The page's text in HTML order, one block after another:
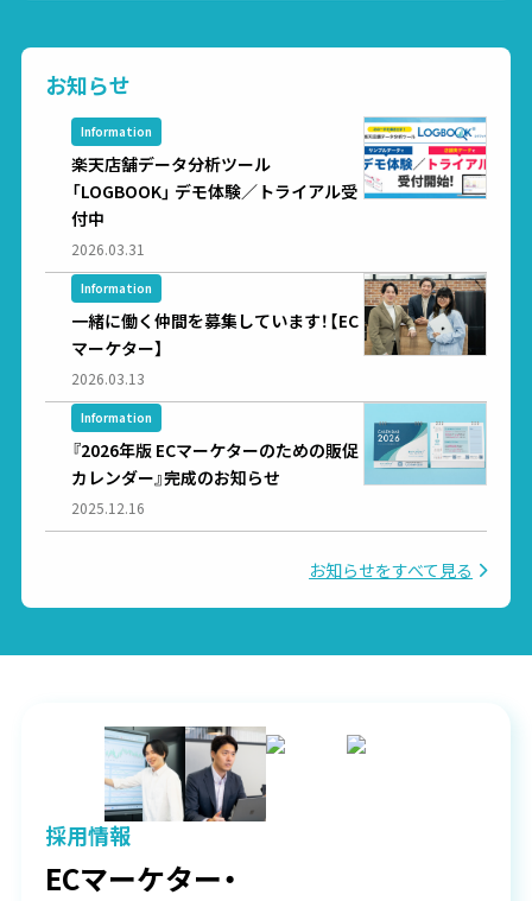
お知らせ
Information
楽天店舗データ分析ツール
「LOGBOOK」 デモ体験／トライアル受
付中
2026.03.31
Information
一緒に働く仲間を募集しています！【EC
マーケター】
2026.03.13
Information
『2026年版 ECマーケターのための販促
カレンダー』完成のお知らせ
2025.12.16
お知らせをすべて見る
採用情報
ECマーケター・